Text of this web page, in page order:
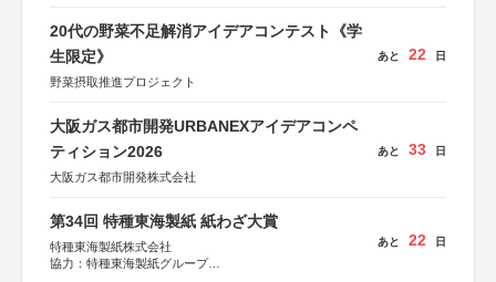
20代の野菜不足解消アイデアコンテスト《学
生限定》
野菜摂取推進プロジェクト
あと 22 日
大阪ガス都市開発URBANEXアイデアコンペ
ティション2026
大阪ガス都市開発株式会社
あと 33 日
第34回 特種東海製紙 紙わざ大賞
特種東海製紙株式会社
協力：特種東海製紙グループ
あと 22 日